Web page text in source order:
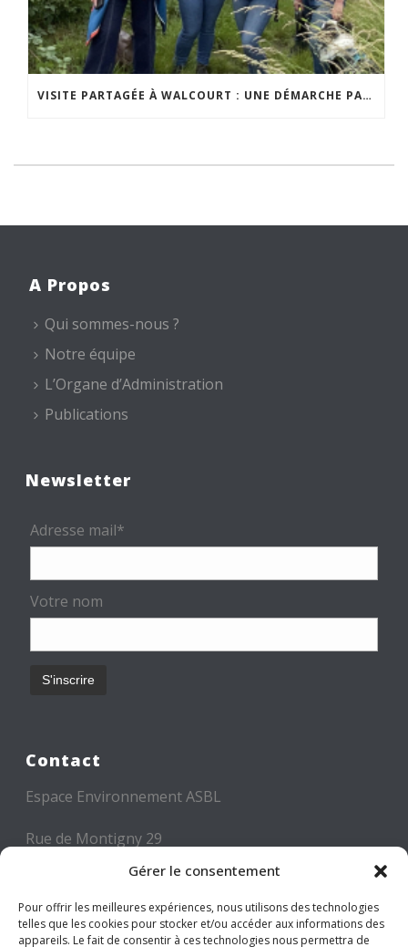
Gérer le consentement
Pour offrir les meilleures expériences, nous utilisons des technologies
telles que les cookies pour stocker et/ou accéder aux informations des
appareils. Le fait de consentir à ces technologies nous permettra de
VISITE PARTAGÉE À WALCOURT : UNE DÉMARCHE PARTICIPATIVE ANIMÉE PAR ESPACE ENVIRONNEMENT
A Propos
Qui sommes-nous ?
Notre équipe
L’Organe d’Administration
Publications
Newsletter
Adresse mail*
Votre nom
Contact
Espace Environnement ASBL
Rue de Montigny 29
6000 CHARLEROI
Tél: +32 71 300 300
Mail: info@espace-environnement.be